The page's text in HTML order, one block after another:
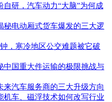
自研，汽车动力“大脑”为何成
秘电动厢式货车爆发的三大逻
，寒冷地区公交难题被它破
中国重大件运输的极限挑战与
来汽车服务商的三大升级方向
机车、磁浮技术如何改写行业